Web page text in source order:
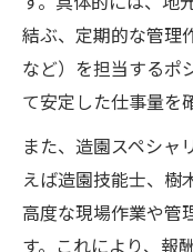
結ぶ、定期的な管理
など）を担当するポ
て安定した仕事量を
また、造園スペシャ
えば造園技能士、樹
高度な現場作業や管
す。これにより、報